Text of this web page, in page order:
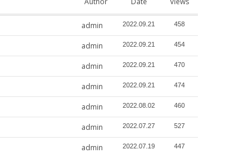
admin 2022.09.21 458
admin 2022.09.21 454
admin 2022.09.21 470
admin 2022.09.21 474
admin 2022.08.02 460
admin 2022.07.27 527
admin 2022.07.19 447